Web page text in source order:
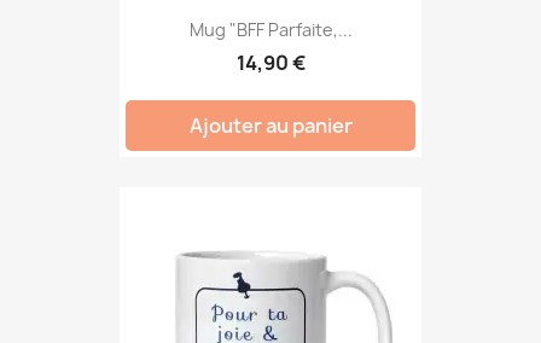
Mug "BFF Parfaite,...
14,90 €
Ajouter au panier